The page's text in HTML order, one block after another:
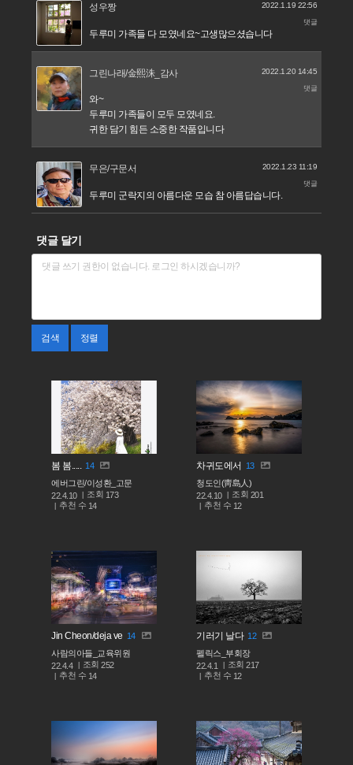
성우짱 2022.1.19 22:56
댓글
두루미 가족들 다 모였네요~고생많으셨습니다
그린나래/金熙洙_감사 2022.1.20 14:45
댓글
와~
두루미 가족들이 모두 모였네요.
귀한 담기 힘든 소중한 작품입니다
무은/구문서 2022.1.23 11:19
댓글
두루미 군락지의 아름다운 모습 참 아름답습니다.
댓글 달기
검색 정렬
봄 봄..... 14
에버그린/이성환_고문
22.4.10
조회 173
추천 수 14
차귀도에서
13
청도인(靑島人)
22.4.10
조회 201
추천 수 12
Jin Cheon/deja ve 14
사람의아들_교육위원
22.4.4
조회252
추천 수 14
기러기 날다 12
펠릭스_부회장
22.4.1
조회217
추천 수 12